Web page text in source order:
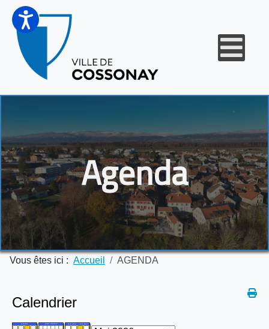
Agenda
Vous êtes ici : Accueil AGENDA
Calendrier